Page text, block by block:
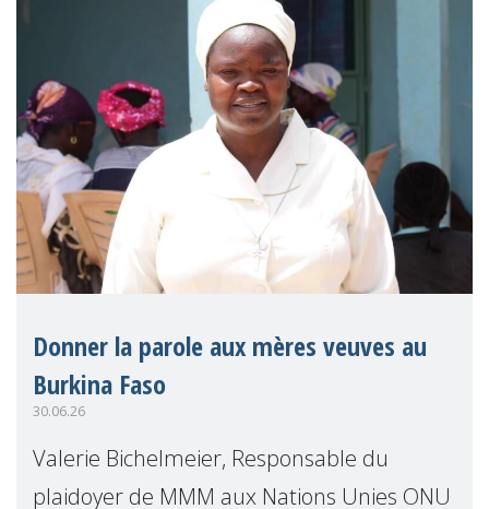
Donner la parole aux mères veuves au
Burkina Faso
30.06.26
Valerie Bichelmeier, Responsable du
plaidoyer de MMM aux Nations Unies ONU